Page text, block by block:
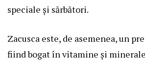
speciale și sărbători.
Zacusca este, de asemenea, un
fiind bogat în vitamine și